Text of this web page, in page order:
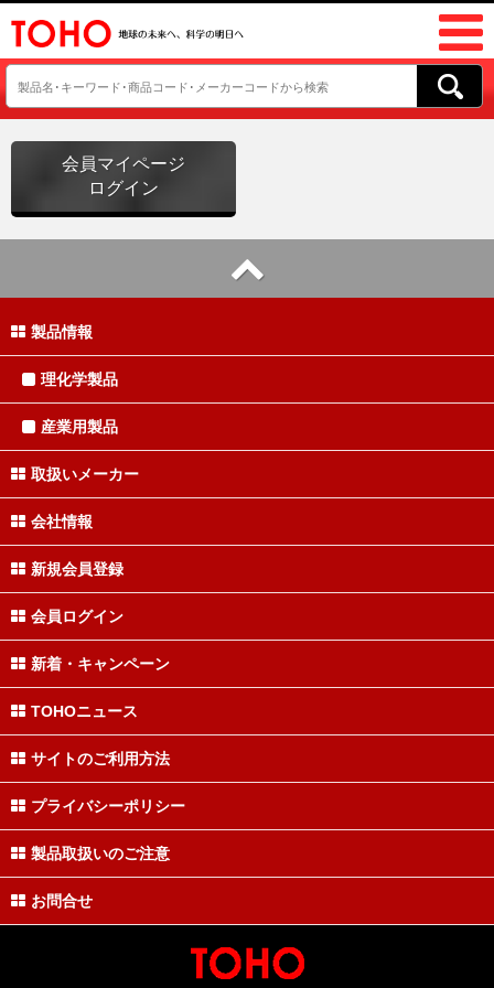
会員マイページ
ログイン
製品情報
理化学製品
産業用製品
取扱いメーカー
会社情報
新規会員登録
会員ログイン
新着・キャンペーン
TOHOニュース
サイトのご利用方法
プライバシーポリシー
製品取扱いのご注意
お問合せ